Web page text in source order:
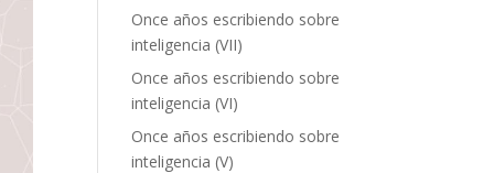
Once años escribiendo sobre
inteligencia (VII)
Once años escribiendo sobre
inteligencia (VI)
Once años escribiendo sobre
inteligencia (V)